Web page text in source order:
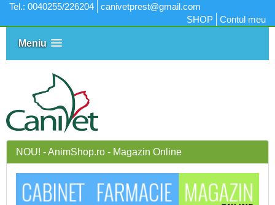
Tel.: 0040255/226204
canivetprest@gmail.com
SHOP
Contul meu
Meniu
NOU! - AnimShop.ro - Magazin Online